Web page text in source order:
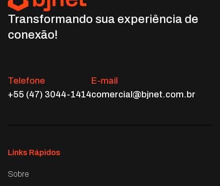
Transformando sua experiência de
conexão!
Telefone
+55 (47) 3044-1414
E-mail
comercial@bjnet.com.br
Links Rápidos
Sobre